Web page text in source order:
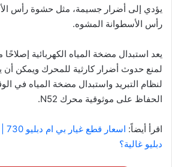
يؤدي إلى أضرار جسيمة، مثل حشوة رأس
رأس الأسطوانة المشوه.
يعد استبدال مضخة المياه الكهربائية
لمنع حدوث أضرار كارثية للمحرك ويمكن
لنظام التبريد واستبدال مضخة المياه في
الحفاظ على موثوقية محرك N52.
اقرأ أيضاً:
دبليو غالية؟